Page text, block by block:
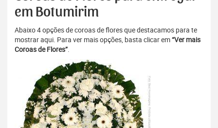
em Botumirim
Abaixo 4 opções de coroas de flores que destacamos para te
mostrar aqui. Para ver mais opções, basta clicar em“Ver mais
Coroas de Flores”.